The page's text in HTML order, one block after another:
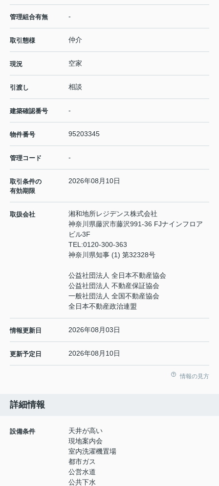
管理組合有無 -
取引態様 仲介
現況 空家
引渡し 相談
建築確認番号 -
物件番号 95203345
管理コード -
取引条件の
有効期限
2026年08月10日
取扱会社
湘和地所レジデンス株式会社
神奈川県藤沢市藤沢991-36 FJナインフロア
ビル3F
TEL:0120-300-363
神奈川県知事 (1) 第32328号
公益社団法人 全日本不動産協会
公益社団法人 不動産保証協会
一般社団法人 全国不動産協会
全日本不動産政治連盟
情報更新日 2026年08月03日
更新予定日 2026年08月10日
情報の見方
詳細情報
設備条件
天井が高い
現地案内会
室内洗濯機置場
都市ガス
公営水道
公共下水